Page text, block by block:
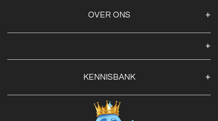
OVER ONS
Openingstijden
Contact
Privacy Policy
KENNISBANK
Blog
Advies